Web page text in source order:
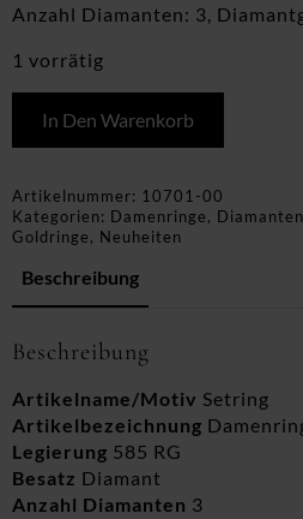
Anzahl Diamanten: 3,
1 vorrätig
In Den Warenkorb
Artikelnummer: 10701-00
Kategorien: Damenringe,
Goldringe, Neuheiten
Beschreibung
Beschreibung
Artikelname/Motiv Setring
Artikelbezeichnung
Legierung 585 RG
Besatz Diamant
Anzahl Diamanten 3